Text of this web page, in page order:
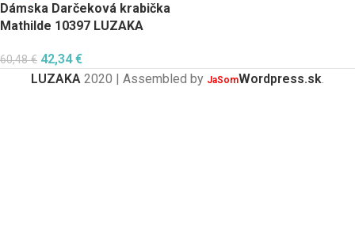
Dámska Darčeková krabička
Mathilde 10397 LUZAKA
60,48€ 42,34€
LUZAKA 2020 | Assembled by JaSomWordpress.sk.